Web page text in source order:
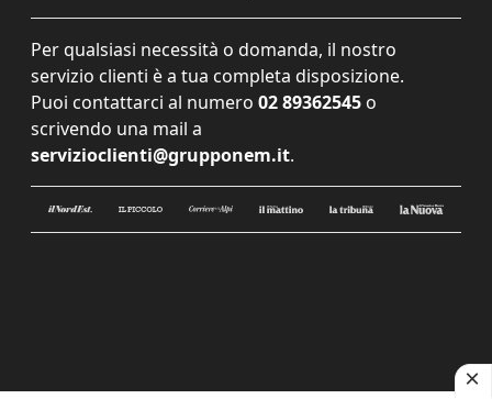
Per qualsiasi necessità o domanda, il nostro
servizio clienti è a tua completa disposizione.
Puoi contattarci al numero 02 89362545 o
scrivendo una mail a
servizioclienti@grupponem.it.